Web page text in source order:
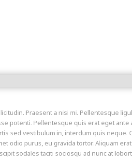
Praesent a nisi mi. Pellentesque
potenti. Pellentesque quis erat eget
sed vestibulum in, interdum quis neque.
odio purus, eu gravida tortor. Aliquam
sodales taciti sociosqu ad nunc at